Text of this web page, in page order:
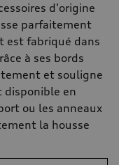
d'origine
parfaitement
est fabriqué dans
à ses bords
et souligne
disponible en
ou les anneaux
la housse